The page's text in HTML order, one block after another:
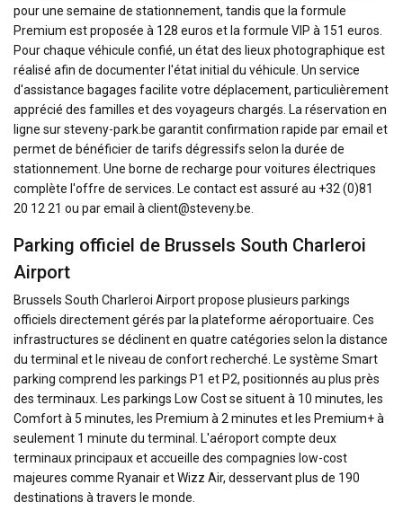
pour une semaine de stationnement, tandis que la formule
Premium est proposée à 128 euros et la formule VIP à 151 euros.
Pour chaque véhicule confié, un état des lieux photographique est
réalisé afin de documenter l'état initial du véhicule. Un service
d'assistance bagages facilite votre déplacement, particulièrement
apprécié des familles et des voyageurs chargés. La réservation en
ligne sur steveny-park.be garantit confirmation rapide par email et
permet de bénéficier de tarifs dégressifs selon la durée de
stationnement. Une borne de recharge pour voitures électriques
complète l'offre de services. Le contact est assuré au +32 (0)81
20 12 21 ou par email àclient@steveny.be.
Parking officiel de Brussels South Charleroi
Airport
Brussels South Charleroi Airport propose plusieurs parkings
officiels directement gérés par la plateforme aéroportuaire. Ces
infrastructures se déclinent en quatre catégories selon la distance
du terminal et le niveau de confort recherché. Le système Smart
parking comprend les parkings P1 et P2, positionnés au plus près
des terminaux. Les parkings Low Cost se situent à 10 minutes, les
Comfort à 5 minutes, les Premium à 2 minutes et les Premium+ à
seulement 1 minute du terminal. L'aéroport compte deux
terminaux principaux et accueille des compagnies low-cost
majeures comme Ryanair et Wizz Air, desservant plus de 190
destinations à travers le monde.